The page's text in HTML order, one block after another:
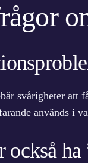
svårigheter att
används i
ha